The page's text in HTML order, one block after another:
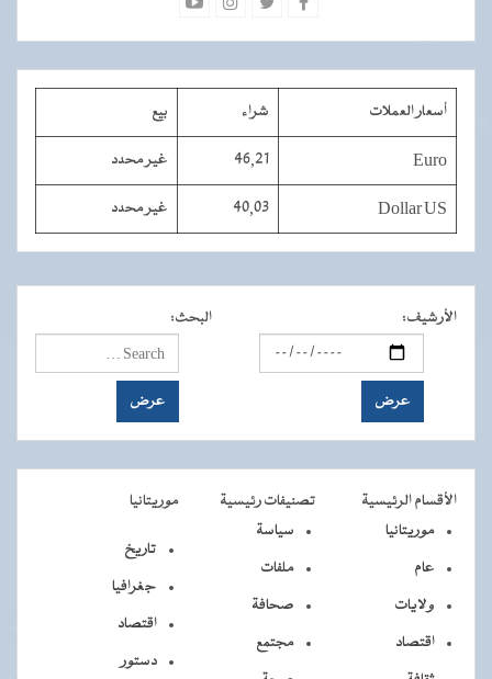
أسعار العملات شراء بيع
Euro
46,21 غير محدد
Dollar US
40,03 غير محدد
الأرشيف: البحث:
الأقسام الرئيسية تصنيفات رئيسية
موريتانيا
موريتانيا
عام
ولايات
اقتصاد
سياسة
ملفات
صحافة
مجتمع
تاريخ
جغرافيا
اقتصاد
دستور